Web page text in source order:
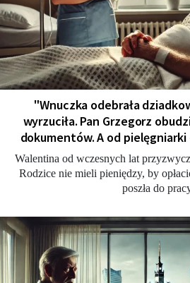
"Wnuczka odebrała
wyrzuciła. Pan Grzegorz
dokumentów. A od pielęgniarki
Walentina od wczesnych lat
Rodzice nie mieli pieniędzy, by
poszła do